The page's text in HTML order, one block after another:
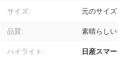
サイズ: 元のサイズ
品質: 素晴らしい
ハイライト: 日産スマ